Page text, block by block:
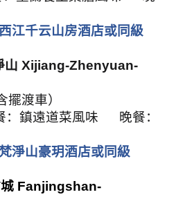
江千云山房酒店或同級
山 Xijiang-Zhenyuan-
渡車）
：鎮遠道菜風味
晚餐：
淨山豪玥酒店或同級
Fanjingshan-